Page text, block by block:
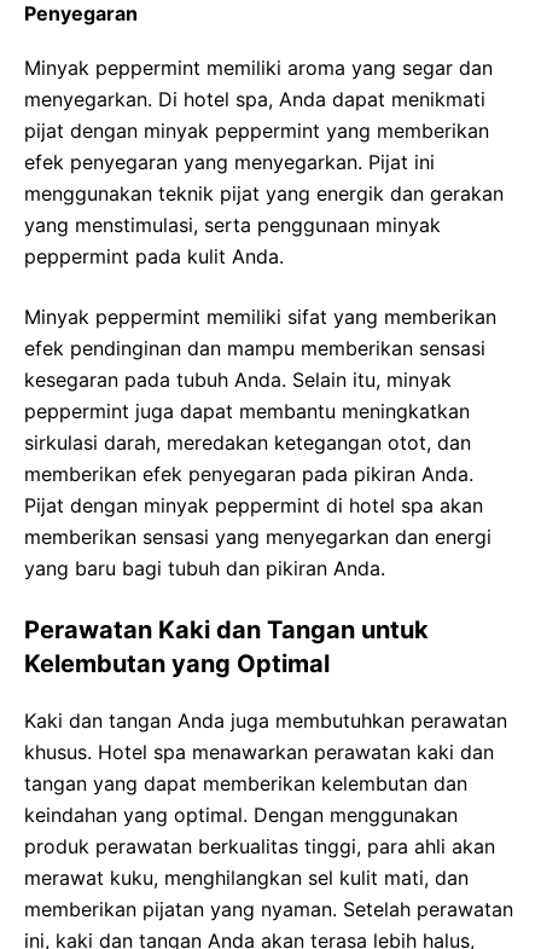
Penyegaran
Minyak peppermint memiliki aroma yang segar dan
menyegarkan. Di hotel spa, Anda dapat menikmati
pijat dengan minyak peppermint yang memberikan
efek penyegaran yang menyegarkan. Pijat ini
menggunakan teknik pijat yang energik dan gerakan
yang menstimulasi, serta penggunaan minyak
peppermint pada kulit Anda.
Minyak peppermint memiliki sifat yang memberikan
efek pendinginan dan mampu memberikan sensasi
kesegaran pada tubuh Anda. Selain itu, minyak
peppermint juga dapat membantu meningkatkan
sirkulasi darah, meredakan ketegangan otot, dan
memberikan efek penyegaran pada pikiran Anda.
Pijat dengan minyak peppermint di hotel spa akan
memberikan sensasi yang menyegarkan dan energi
yang baru bagi tubuh dan pikiran Anda.
Perawatan Kaki dan Tangan untuk
Kelembutan yang Optimal
Kaki dan tangan Anda juga membutuhkan perawatan
khusus. Hotel spa menawarkan perawatan kaki dan
tangan yang dapat memberikan kelembutan dan
keindahan yang optimal. Dengan menggunakan
produk perawatan berkualitas tinggi, para ahli akan
merawat kuku, menghilangkan sel kulit mati, dan
memberikan pijatan yang nyaman. Setelah perawatan
ini, kaki dan tangan Anda akan terasa lebih halus,